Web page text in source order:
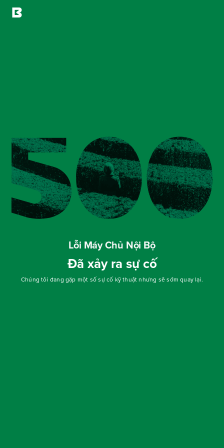
Lỗi Máy Chủ Nội Bộ
Đã xảy ra sự cố
Chúng tôi đang gặp một số sự cố kỹ thuật nhưng sẽ sớm quay lại.